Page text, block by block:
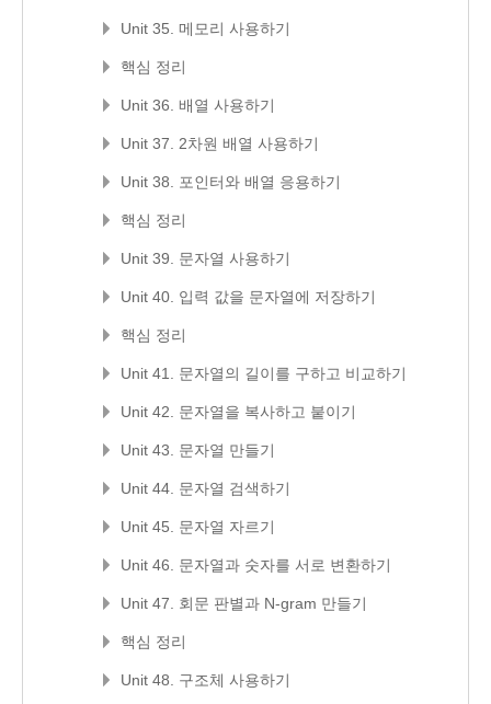
Unit 35. 메모리 사용하기
핵심 정리
Unit 36. 배열 사용하기
Unit 37. 2차원 배열 사용하기
Unit 38. 포인터와 배열 응용하기
핵심 정리
Unit 39. 문자열 사용하기
Unit 40. 입력 값을 문자열에 저장하기
핵심 정리
Unit 41. 문자열의 길이를 구하고 비교하기
Unit 42. 문자열을 복사하고 붙이기
Unit 43. 문자열 만들기
Unit 44. 문자열 검색하기
Unit 45. 문자열 자르기
Unit 46. 문자열과 숫자를 서로 변환하기
Unit 47. 회문 판별과 N-gram 만들기
핵심 정리
Unit 48. 구조체 사용하기